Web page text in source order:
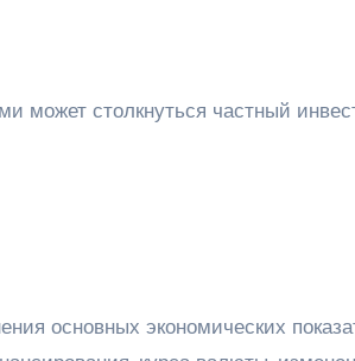
может столкнуться частный
основных экономических